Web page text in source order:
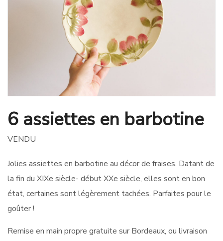
6 assiettes en barbotine
VENDU
Jolies assiettes en barbotine au décor de fraises. Datant de
la fin du XIXe siècle- début XXe siècle, elles sont en bon
état, certaines sont légèrement tachées. Parfaites pour le
goûter !
Remise en main propre gratuite sur Bordeaux, ou livraison